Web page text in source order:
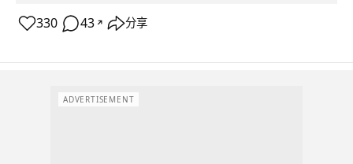
330 43 ↗ 分享
ADVERTISEMENT